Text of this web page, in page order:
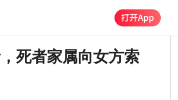
死者家属向女方索